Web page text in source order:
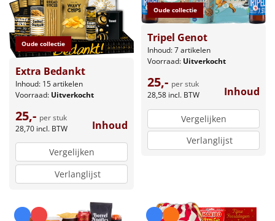
Oude collectie
Extra Bedankt
Inhoud: 15 artikelen
Voorraad: Uitverkocht
25,- per stuk
28,70 incl. BTW Inhoud
Vergelijken
Verlanglijst
Oude collectie
Tripel Genot
Inhoud: 7 artikelen
Voorraad: Uitverkocht
25,- per stuk
28,58 incl. BTW Inhoud
Vergelijken
Verlanglijst